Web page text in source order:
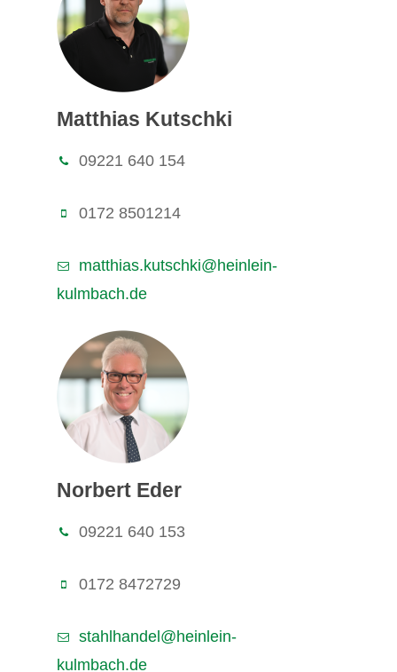
Matthias Kutschki
09221 640 154
0172 8501214
matthias.kutschki@heinlein-
kulmbach.de
Norbert Eder
09221 640 153
0172 8472729
stahlhandel@heinlein-
kulmbach.de